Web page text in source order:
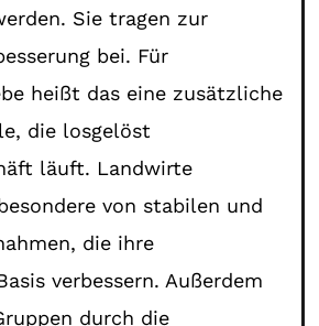
Sie tragen zur
bei. Für
heißt das eine zusätzliche
die losgelöst
läuft. Landwirte
von stabilen und
die ihre
verbessern. Außerdem
durch die